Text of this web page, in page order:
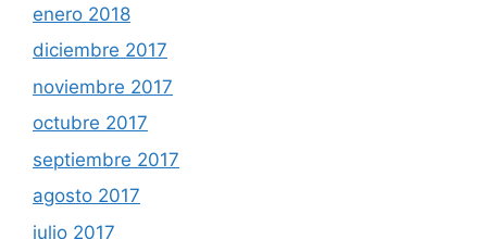
enero 2018
diciembre 2017
noviembre 2017
octubre 2017
septiembre 2017
agosto 2017
julio 2017